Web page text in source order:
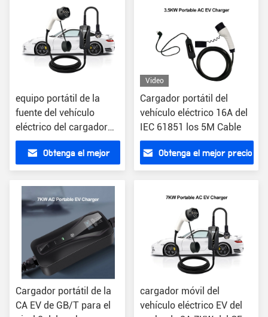
equipo portátil de la
fuente del vehículo
eléctrico del cargador
3.5KW EVSE de la CA EV
de 24A IP66Obtenga el mejor
Video
Cargador portátil del
vehículo eléctrico 16A del
IEC 61851 los 5M Cable
Obtenga el mejor precio
Cargador portátil de la
CA EV de GB/T para el
cargador móvil del
vehículo eléctrico EV del